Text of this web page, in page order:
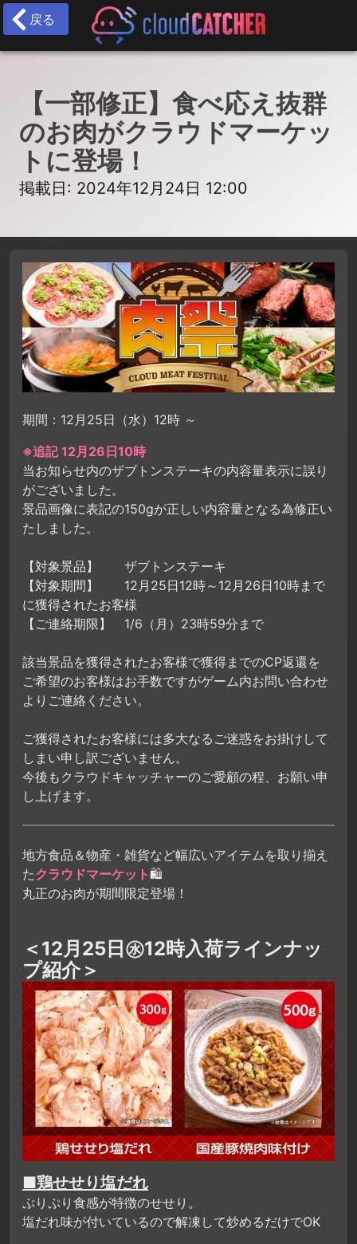
戻る
【一部修正】食べ応え抜群
のお肉がクラウドマーケッ
トに登場！
掲載日: 2024年12月24日 12:00
期間：12月25日（水）12時 ～
※追記 12月26日10時
当お知らせ内のザブトンステーキの内容量表示に誤り
がございました。
景品画像に表記の150gが正しい内容量となる為修正い
たしました。
【対象景品】 ザブトンステーキ
【対象期間】 12月25日12時～12月26日10時まで
に獲得されたお客様
【ご連絡期限】 1/6（月）23時59分まで
該当景品を獲得されたお客様で獲得までのCP返還を
ご希望のお客様はお手数ですがゲーム内お問い合わせ
よりご連絡ください。
ご獲得されたお客様には多大なるご迷惑をお掛けして
しまい申し訳ございません。
今後もクラウドキャッチャーのご愛顧の程、お願い申
し上げます。
地方食品＆物産・雑貨など幅広いアイテムを取り揃え
たクラウドマーケット🛍
丸正のお肉が期間限定登場！
＜12月25日㊌12時入荷ラインナッ
プ紹介＞
■鶏せせり塩だれ
ぷりぷり食感が特徴のせせり。
塩だれ味が付いているので解凍して炒めるだけでOK